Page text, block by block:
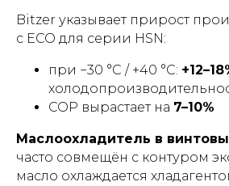
Bitzer указывает прирост
с ECO для серии HSN:
при −30 °C / +40 °C:
COP вырастает на 7–10%
Маслоохладитель в
часто совмещён с контуром
масло охлаждается